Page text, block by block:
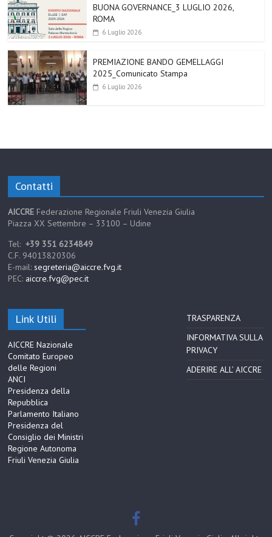
BUONA GOVERNANCE_3 LUGLIO 2026,
ROMA
6 Luglio 2026
PREMIAZIONE BANDO GEMELLAGGI
2025_Comunicato Stampa
6 Luglio 2026
Contatti
AICCRE Federazione Regionale Friuli Venezia Giulia
Piazza XX Settembre – 33100 – Udine
Tel:+39 351 6234849
C.F. 94013820306
E-mail:segreteria@aiccre.fvg.it
PEC: aiccre.fvg@pec.it
Link Utili
AICCRE Nazionale
Comitato Europeo
delle Regioni
ANCI
Presidenza della
Repubblica
Parlamento Italiano
Presidenza del
Consiglio dei Ministri
Regione Autonoma
Friuli Venezia Giulia
TRASPARENZA
INFORMATIVA SULLA
PRIVACY
ADERIRE ALL’ AICCRE